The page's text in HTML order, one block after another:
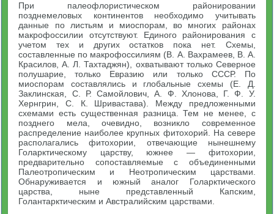
При палеофлористическом районировании
позднемеловых континентов необходимо учитывать
данные по листьям и миоспорам, во многих районах
макрофоссилии отсутствуют. Единого районирования с
учетом тех и других остатков пока нет. Схемы,
составленные по макрофоссилиям (В. А. Вахрамеев, B. А.
Красилов, А. Л. Тахтаджян), охватывают только Северное
полушарие, только Евразию или только СССР. По
миоспорам составлялись и глобальные схемы (Е. Д.
Заклинская, C. Р. Самойлович, А. Ф. Хлонова, Г. Ф. У.
Хернгрин, С. К. Шривастава). Между предложенными
схемами есть существенная разница. Тем не менее, с
позднего мела, очевидно, возникло современное
распределение наиболее крупных фитохорий. На севере
располагались фитохории, отвечающие нынешнему
Голарктическому царству, южнее — фитохории,
предварительно сопоставляемые с объединенными
Палеотропическим и Неотропическим царствами.
Обнаруживается и южный аналог Голарктического
царства, ныне представленный Капским,
Голантарктическим и Австралийским царствами.